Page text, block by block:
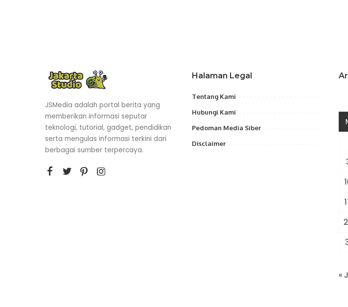
JSMedia adalah portal berita yang
memberikan informasi seputar
teknologi, tutorial, gadget, pendidikan
serta mengulas informasi terkini dari
berbagai sumber terpercaya.
Halaman Legal
Tentang Kami
Hubungi Kami
Pedoman Media Siber
Disclaimer
«